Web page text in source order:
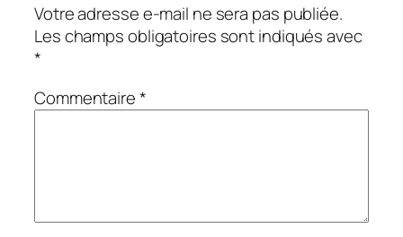
Votre adresse e-mail ne sera pas publiée.
Les champs obligatoires sont indiqués avec
*
Commentaire*